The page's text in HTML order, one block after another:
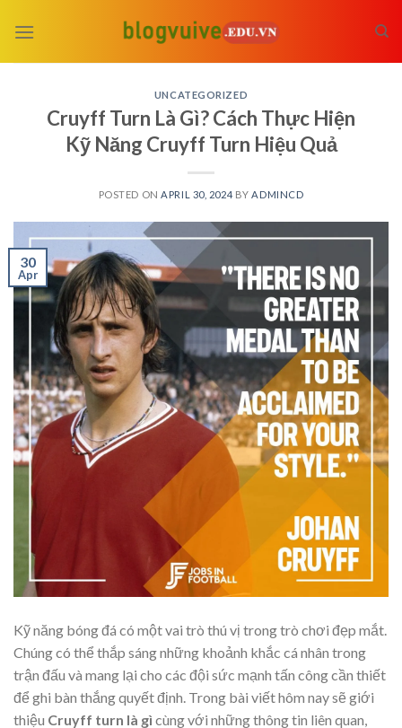
UNCATEGORIZED
Cruyff Turn Là Gì? Cách Thực Hiện
Kỹ Năng Cruyff Turn Hiệu Quả
POSTED ON APRIL 30, 2024 BY ADMINCD
30
Apr
Kỹ năng bóng đá có một vai trò thú vị trong trò chơi đẹp mắt.
Chúng có thể thắp sáng những khoảnh khắc cá nhân trong
trận đấu và mang lại cho các đội sức mạnh tấn công cần thiết
để ghi bàn thắng quyết định. Trong bài viết hôm nay sẽ giới
thiệu Cruyff turn là gì cùng với những thông tin liên quan,